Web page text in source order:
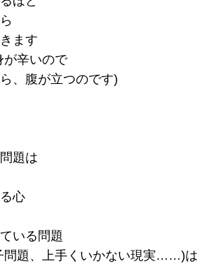
ます
が辛いので
、腹が立つのです)
題は
心
いる問題
問題、上手くいかない現実……)は